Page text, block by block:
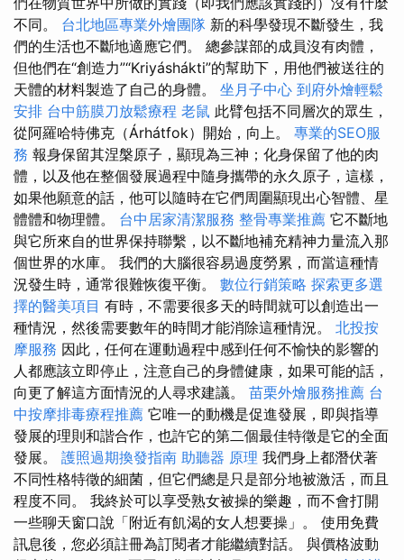
不同。 台北地區專業外燴團隊 新的科學發現不斷發生，我
們的生活也不斷地適應它們。 總參謀部的成員沒有肉體，
但他們在“創造力”“Kriyáshákti”的幫助下，用他們被送往的
天體的材料製造了自己的身體。 坐月子中心 到府外燴輕鬆
安排 台中筋膜刀放鬆療程 老鼠 此臂包括不同層次的眾生，
從阿羅哈特佛克（Árhátfok）開始，向上。 專業的SEO服
務 報身保留其涅槃原子，顯現為三神；化身保留了他的肉
體，以及他在整個發展過程中隨身攜帶的永久原子，這樣，
如果他願意的話，他可以隨時在它們周圍顯現出心智體、星
體體和物理體。 台中居家清潔服務 整骨專業推薦 它不斷地
與它所來自的世界保持聯繫，以不斷地補充精神力量流入那
個世界的水庫。 我們的大腦很容易過度勞累，而當這種情
況發生時，通常很難恢復平衡。 數位行銷策略 探索更多選
擇的醫美項目 有時，不需要很多天的時間就可以創造出一
種情況，然後需要數年的時間才能消除這種情況。 北投按
摩服務 因此，任何在運動過程中感到任何不愉快的影響的
人都應該立即停止，注意自己的身體健康，如果可能的話，
向更了解這方面情況的人尋求建議。 苗栗外燴服務推薦 台
中按摩排毒療程推薦 它唯一的動機是促進發展，即與指導
發展的理則和諧合作，也許它的第二個最佳特徵是它的全面
發展。 護照過期換發指南 助聽器 原理 我們身上都潛伏著
不同性格特徵的細菌，但它們總是只是部分地被激活，而且
程度不同。 我終於可以享受熟女被操的樂趣，而不會打開
一些聊天窗口說「附近有飢渴的女人想要操」。 使用免費
訊息後，您必須註冊為訂閱者才能繼續對話。 與價格波動